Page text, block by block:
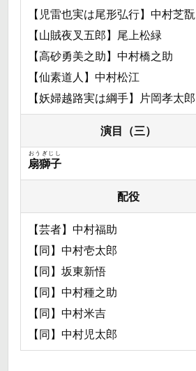
【児雷也実は尾形弘行】中村芝翫
【山賊夜叉五郎】尾上松緑
【高砂勇美之助】中村橋之助
【仙素道人】中村松江
【妖婦越路実は綱手】片岡孝太郎
演目（三）
扇獅子
おうぎじし
配役
【芸者】中村福助
【同】中村壱太郎
【同】坂東新悟
【同】中村種之助
【同】中村米吉
【同】中村児太郎